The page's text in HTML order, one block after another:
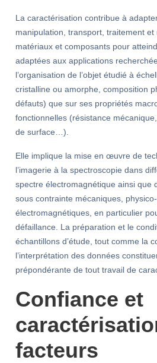
La caractérisation contribue à
manipulation, transport, traitement
matériaux et composants pour
adaptées aux applications
l’organisation de l’objet étudié à
cristalline ou amorphe, composition
défauts) que sur ses propriétés
fonctionnelles (résistance
de surface…).
Elle implique la mise en œuvre de
l’imagerie à la spectroscopie dans
spectre électromagnétique ainsi que
sous contrainte mécaniques,
électromagnétiques, en particulier
défaillance. La préparation et le
échantillons d’étude, tout comme la
l’interprétation des données
prépondérante de tout travail de
Confiance et
facteurs